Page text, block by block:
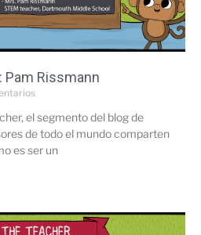
Pam Rissmann
el segmento del blog de
de todo el mundo comparten
es ser un